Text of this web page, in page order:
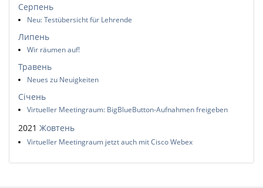
Серпень
Neu: Testübersicht für Lehrende
Липень
Wir räumen auf!
Травень
Neues zu Neuigkeiten
Січень
Virtueller Meetingraum: BigBlueButton-Aufnahmen freigeben
2021 Жовтень
Virtueller Meetingraum jetzt auch mit Cisco Webex